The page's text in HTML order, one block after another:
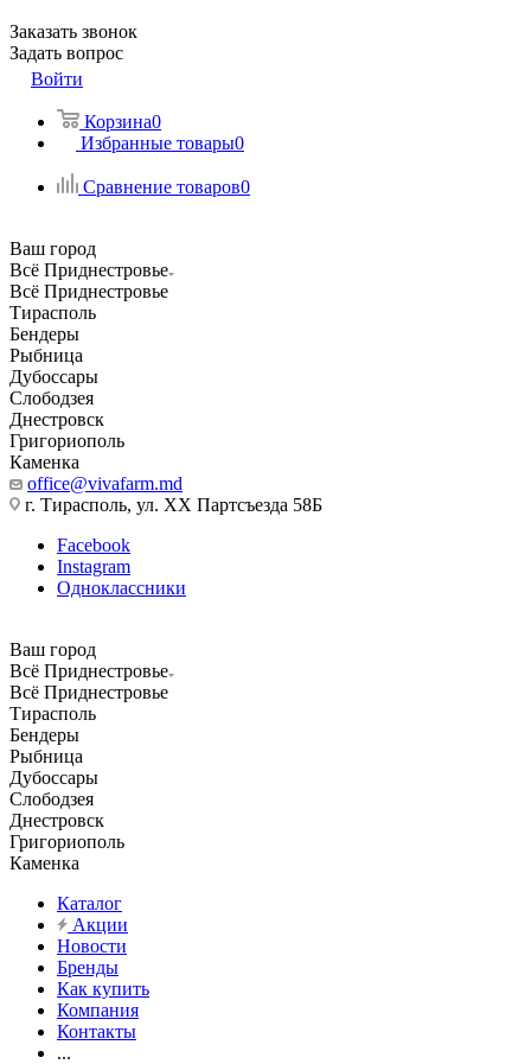
Заказать звонок
Задать вопрос
Войти
Корзина0
Избранные товары0
Сравнение товаров0
Ваш город
Всё Приднестровье
Всё Приднестровье
Тирасполь
Бендеры
Рыбница
Дубоссары
Слободзея
Днестровск
Григориополь
Каменка
office@vivafarm.md
г. Тирасполь, ул. ХХ Партсъезда 58Б
Facebook
Instagram
Одноклассники
Ваш город
Всё Приднестровье
Всё Приднестровье
Тирасполь
Бендеры
Рыбница
Дубоссары
Слободзея
Днестровск
Григориополь
Каменка
Каталог
Акции
Новости
Бренды
Как купить
Компания
Контакты
...